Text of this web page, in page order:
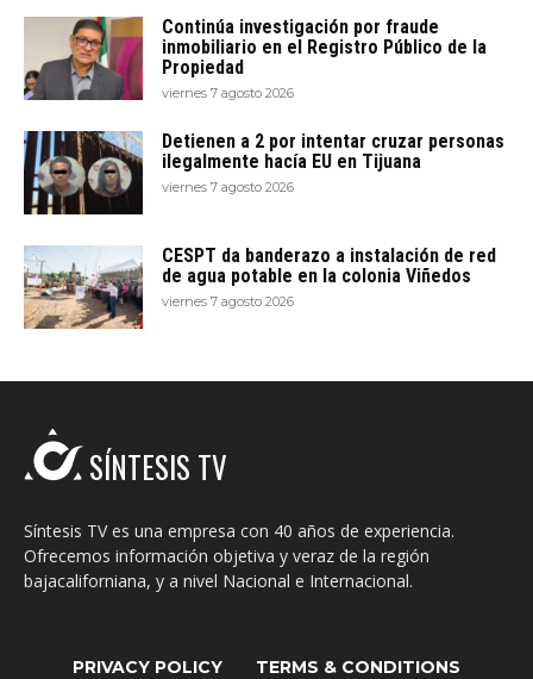
Continúa investigación por fraude
inmobiliario en el Registro Público de la
Propiedad
viernes 7 agosto 2026
Detienen a 2 por intentar cruzar personas
ilegalmente hacía EU en Tijuana
viernes 7 agosto 2026
CESPT da banderazo a instalación de red
de agua potable en la colonia Viñedos
viernes 7 agosto 2026
SÍNTESIS TV
Síntesis TV es una empresa con 40 años de experiencia.
Ofrecemos información objetiva y veraz de la región
bajacaliforniana, y a nivel Nacional e Internacional.
PRIVACY POLICY TERMS & CONDITIONS